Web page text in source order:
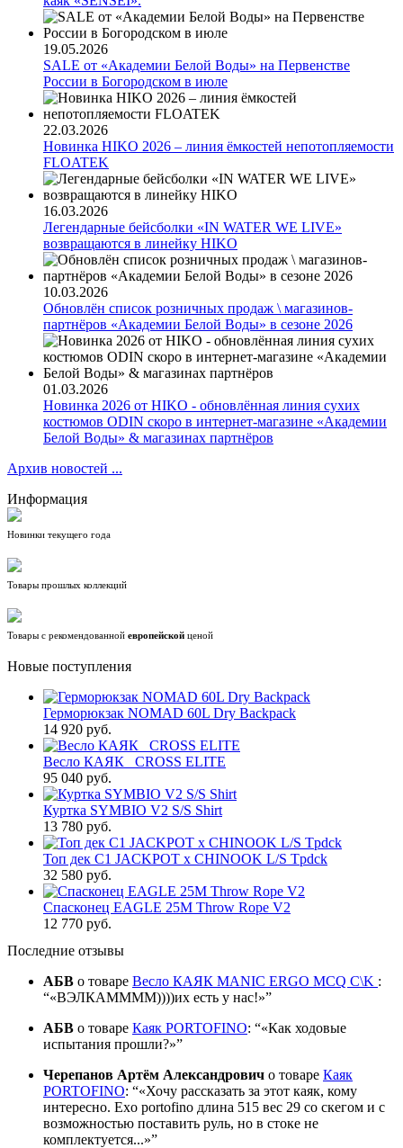
19.05.2026
SALE от «Академии Белой Воды» на Первенстве
России в Богородском в июле
22.03.2026
Новинка HIKO 2026 – линия ёмкостей непотопляемости
FLOATEK
16.03.2026
Легендарные бейсболки «IN WATER WE LIVE»
возвращаются в линейку HIKO
10.03.2026
Обновлён список розничных продаж \ магазинов-
партнёров «Академии Белой Воды» в сезоне 2026
01.03.2026
Новинка 2026 от HIKO - обновлённая линия сухих
костюмов ODIN скоро в интернет-магазине «Академии
Белой Воды» & магазинах партнёров
Архив новостей ...
Информация
Новинки текущего года
Товары прошлых коллекций
Товары с рекомендованной европейской ценой
Новые поступления
Герморюкзак NOMAD 60L Dry Backpack
14 920 руб.
Весло КАЯК_ CROSS ELITE
95 040 руб.
Куртка SYMBIO V2 S/S Shirt
13 780 руб.
Топ дек C1 JACKPOT x CHINOOK L/S Tpdck
32 580 руб.
Спасконец EAGLE 25M Throw Rope V2
12 770 руб.
Последние отзывы
АБВ о товаре Весло КАЯК MANIC ERGO MCQ C\K :
«ВЭЛКАММММ))))их есть у нас!»
АБВ о товаре Каяк PORTOFINO:
«Как ходовые
испытания прошли?»
Черепанов Артём Александрович о товаре Каяк
PORTOFINO:
«Хочу рассказать за этот каяк, кому
интересно. Exo portofino длина 515 вес 29 со скегом и с
возможностью поставить руль, но в стоке не
комплектуется...»